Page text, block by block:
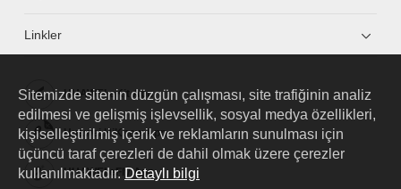
Linkler
HUAWEI eKit App
Huawei HiKnow App
HUAWEI eFly App
Sitemizde sitenin düzgün çalışması, site trafiğinin analiz
edilmesi ve gelişmiş işlevsellik, sosyal medya özellikleri,
kişiselleştirilmiş içerik ve reklamların sunulması için
üçüncü taraf çerezleri de dahil olmak üzere çerezler
kullanılmaktadır. Detaylı bilgi